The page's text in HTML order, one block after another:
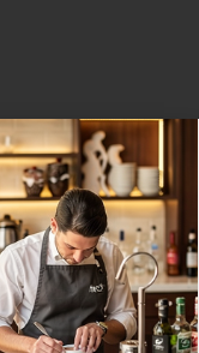
Zonen gibt es?
Fläche
. Diese Zahlen sind
Die Zonierung
und
zu bedienen,
Es gibt